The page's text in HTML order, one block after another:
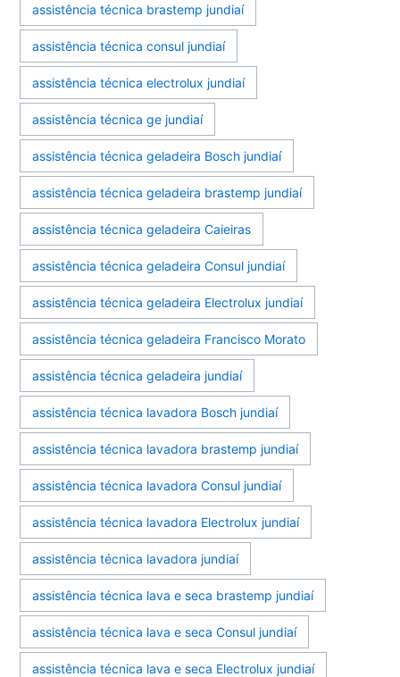
assistência técnica brastemp jundiaí
assistência técnica consul jundiaí
assistência técnica electrolux jundiaí
assistência técnica ge jundiaí
assistência técnica geladeira Bosch jundiaí
assistência técnica geladeira brastemp jundiaí
assistência técnica geladeira Caieiras
assistência técnica geladeira Consul jundiaí
assistência técnica geladeira Electrolux jundiaí
assistência técnica geladeira Francisco Morato
assistência técnica geladeira jundiaí
assistência técnica lavadora Bosch jundiaí
assistência técnica lavadora brastemp jundiaí
assistência técnica lavadora Consul jundiaí
assistência técnica lavadora Electrolux jundiaí
assistência técnica lavadora jundiaí
assistência técnica lava e seca brastemp jundiaí
assistência técnica lava e seca Consul jundiaí
assistência técnica lava e seca Electrolux jundiaí